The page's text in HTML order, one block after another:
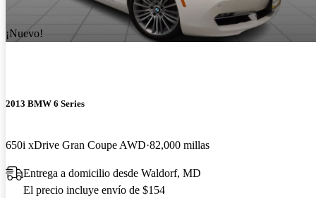
¡Nuevo!
2013 BMW 6 Series
650i xDrive Gran Coupe AWD 82,000 millas
Entrega a domicilio desde Waldorf, MD
El precio incluye envío de $154